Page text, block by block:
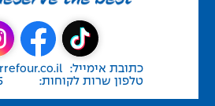
כתובת אימייל:
טלפון שרות לקוחות: